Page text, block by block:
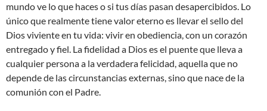
mundo ve lo que haces o si tus días pasan desapercibidos. Lo
único que realmente tiene valor eterno es llevar el sello del
Dios viviente en tu vida: vivir en obediencia, con un corazón
entregado y fiel. La fidelidad a Dios es el puente que lleva a
cualquier persona a la verdadera felicidad, aquella que no
depende de las circunstancias externas, sino que nace de la
comunión con el Padre.